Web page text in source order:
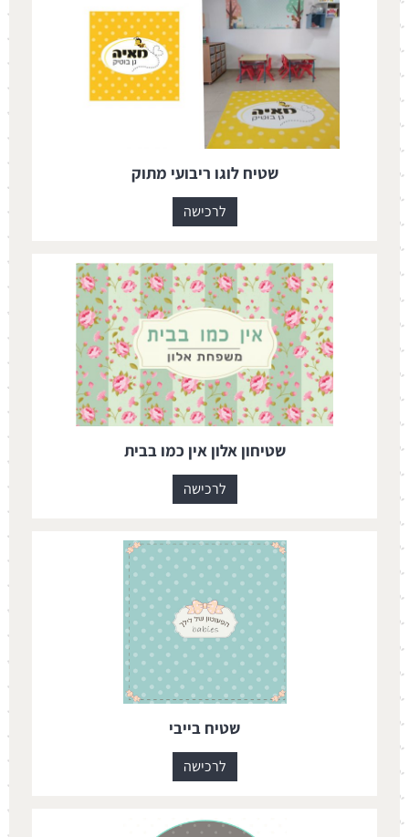
שטיח לוגו ריבועי מתוק
לרכישה
שטיחון אלון אין כמו בבית
לרכישה
שטיח בייבי
לרכישה